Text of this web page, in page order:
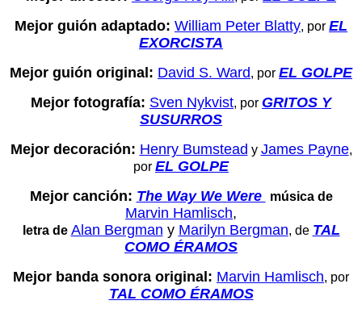
Mejor guión adaptado: William Peter Blatty, por EL
EXORCISTA
Mejor guión original: David S. Ward, por EL GOLPE
Mejor fotografía: Sven Nykvist, por GRITOS Y
SUSURROS
Mejor decoración: Henry Bumstead y James Payne,
por EL GOLPE
Mejor canción: The Way We Were música de
Marvin Hamlisch,
letra de Alan Bergman y Marilyn Bergman, de TAL
COMO ÉRAMOS
Mejor banda sonora original: Marvin Hamlisch, por
TAL COMO ÉRAMOS